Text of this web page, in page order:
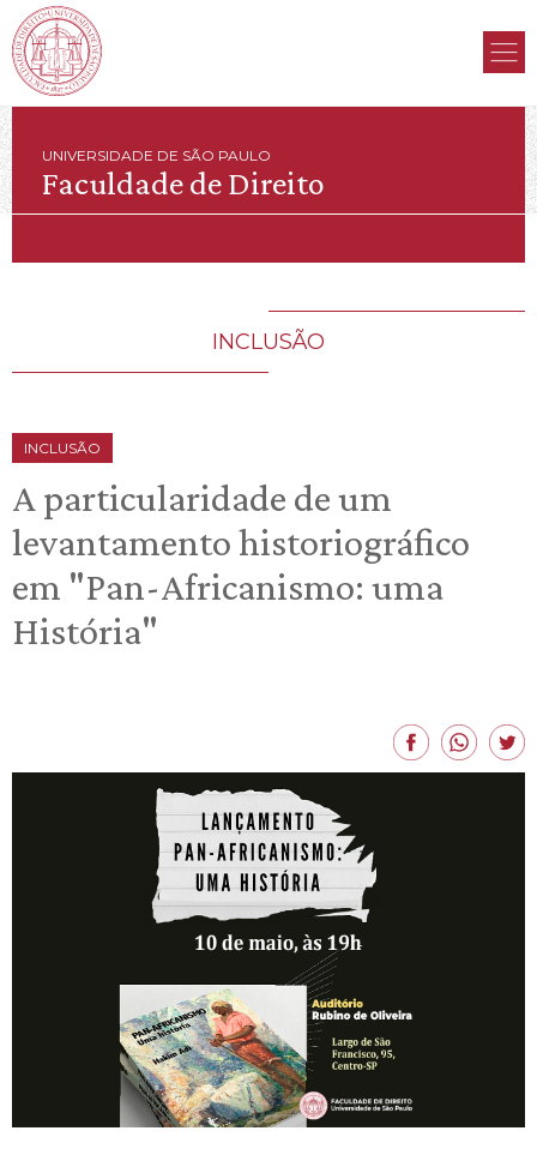
UNIVERSIDADE DE SÃO PAULO
Faculdade de Direito
INCLUSÃO
INCLUSÃO
A particularidade de um
levantamento historiográfico
em "Pan-Africanismo: uma
História"